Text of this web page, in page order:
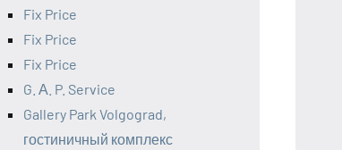
Fix Price
Fix Price
Fix Price
G. А. P. Service
Gallery Park Volgograd,
гостиничный комплекс